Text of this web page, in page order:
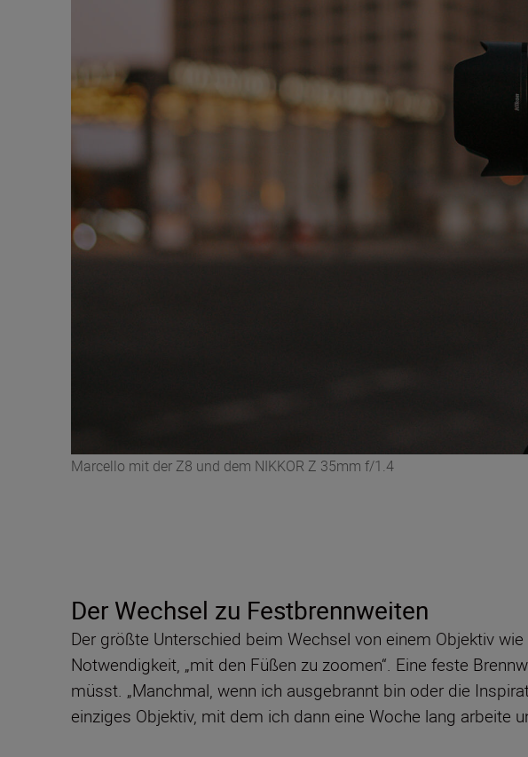
Marcello mit der Z8 und dem NIKKOR Z 35mm f/1.4
Der Wechsel zu Festbrennweiten
Der größte Unterschied beim Wechsel von einem Objektiv
Notwendigkeit, „mit den Füßen zu zoomen“. Eine feste
müsst. „Manchmal, wenn ich ausgebrannt bin oder die
einziges Objektiv, mit dem ich dann eine Woche lang arbeite